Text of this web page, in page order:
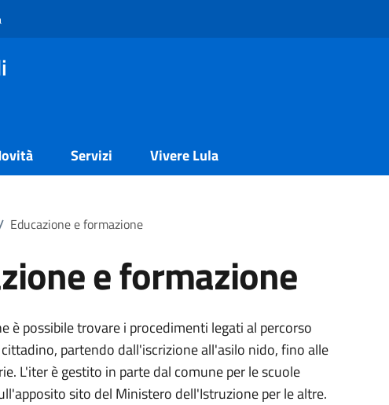
Servizi Vivere Lula
Educazione e formazione
e formazione
è possibile trovare i procedimenti legati al percorso
partendo dall'iscrizione all'asilo nido, fino alle
L'iter è gestito in parte dal comune per le scuole
sito del Ministero dell'Istruzione per le altre.